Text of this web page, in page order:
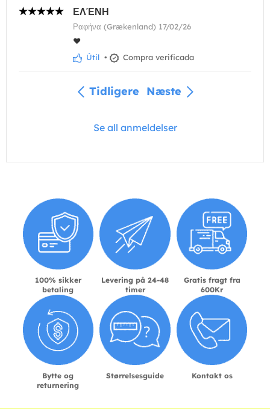
ΕΛΈΝΗ
Ραφήνα (Grækenland) 17/02/26
❤️
Útil • Compra verificada
Tidligere Næste
Se all anmeldelser
100% sikker
betaling
Levering på 24-48
timer
Gratis fragt fra
600Kr
Bytte og
returnering
Størrelsesguide Kontakt os